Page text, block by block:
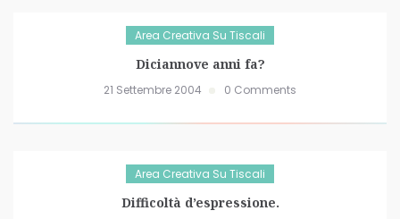
Area Creativa Su Tiscali
Diciannove anni fa?
21 Settembre 2004 0 Comments
Area Creativa Su Tiscali
Difficoltà d’espressione.